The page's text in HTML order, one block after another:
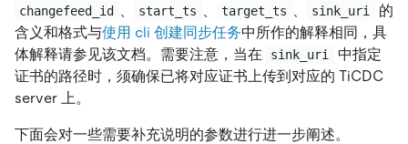
changefeed_id start_ts target_ts sink_uri
的
含义和格式与使用 cli 创建同步任务中所作的解释相同，具
体解释请参见该文档。需要注意，当在
sink_uri
中指定
证书的路径时，须确保已将对应证书上传到对应的 TiCDC
server 上。
下面会对一些需要补充说明的参数进行进一步阐述。